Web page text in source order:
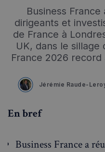
Événements à venir
Business
dirigeants et
de France à
UK, dans le
France 2026
Jérémie Raude-
En bref
Business France a